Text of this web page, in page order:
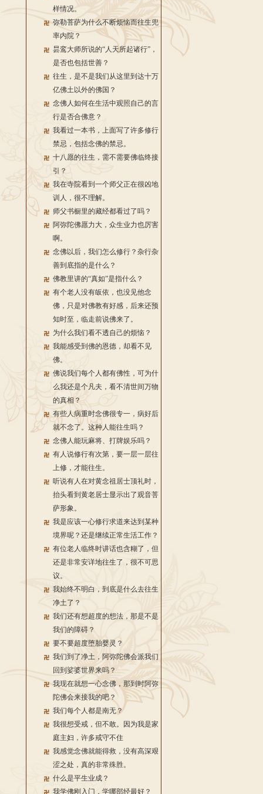
样情况。
弥勒菩萨为什么不断烦恼而往生兜
率内院？
昙鸾大师所说的“人天所起诸行”，
是否也包括世善？
往生，是不是我们从这里到达十万
亿佛土以外的佛国？
念佛人如何在生活中观照自己的言
行是否合佛意？
我看过一本书，上面写了许多修行
禁忌，包括念佛的禁忌。
十八愿的往生，需不需要佛临终接
引？
我在寺院看到一个师父正在很凶地
训人，很不理解。
师父书橱里的藏经都看过了吗？
阿弥陀佛愿力大，众生业力也厉害
啊。
念佛以后，我们怎么修行？杂行杂
善到底指的是什么？
佛教里讲的“真如”是指什么？
有个老人没有皈依，也没见他念
佛，只是对佛教有好感，后来还预
知时至，临走前说佛来了。
为什么我们看不透自己的烦恼？
我能感受到佛的恩德，却看不见
佛。
佛说我们每个人都有佛性，可为什
么我还是个凡夫，看不清世间万物
的真相？
有些人病重时念佛很专一，病好后
就不念了。这种人能往生吗？
念佛人能玩麻将、打牌娱乐吗？
有人说修行有次第，要一层一层往
上修，才能往生。
听说有人在对黄念祖居士顶礼时，
抬头看到黄老居士显示出了观音菩
萨形象。
我是应该一心修行求道来达到某种
境界呢？还是继续正常生活工作？
有位老人临终时讲话也含糊了，但
还是非常安详地往生了，很不可思
议。
我始终不明白，到底是什么去往生
净土了？
我们还有想超度的想法，那是不是
我们的障碍？
要不要超度堕胎婴灵？
我们到了净土，阿弥陀佛会派我们
回到娑婆世界来吗？
我现在就想一心念佛，那到时阿弥
陀佛会来接我的吧？
我们每个人都是南无？
我很想受戒，但不敢。因为我是家
庭主妇，许多戒守不住
我感觉念佛就能得救，没有高深艰
涩之处，真的非常殊胜。
什么是平生业成？
我学佛刚入门，学哪部经最好？